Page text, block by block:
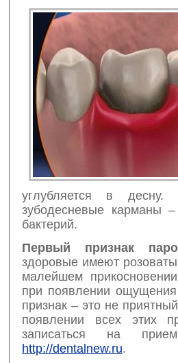
углубляется в десну.
зубодесневые карманы
бактерий.
Первый признак
здоровые имеют
малейшем
при появлении
признак – это не
появлении всех этих
записаться на
http://dentalnew.ru.